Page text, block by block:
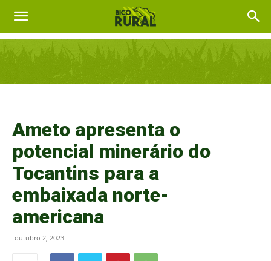
Ameto apresenta o
potencial minerário do
Tocantins para a
embaixada norte-
americana
outubro 2, 2023